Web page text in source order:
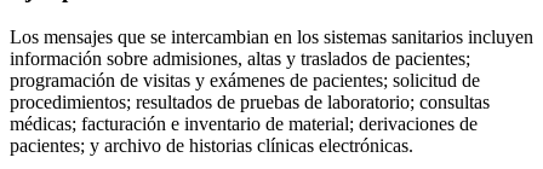
Los mensajes que se intercambian en los sistemas sanitarios incluyen
información sobre admisiones, altas y traslados de pacientes;
programación de visitas y exámenes de pacientes; solicitud de
procedimientos; resultados de pruebas de laboratorio; consultas
médicas; facturación e inventario de material; derivaciones de
pacientes; y archivo de historias clínicas electrónicas.